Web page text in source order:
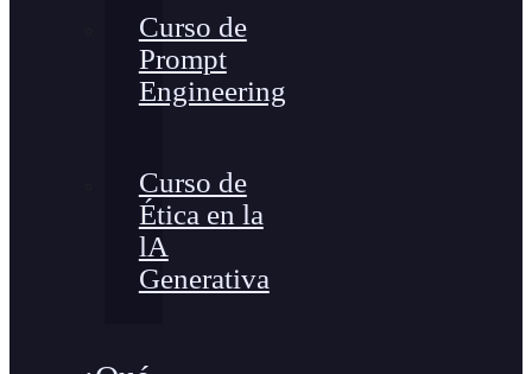
Curso de
Prompt
Engineering
Curso de
Ética en la
lA
Generativa